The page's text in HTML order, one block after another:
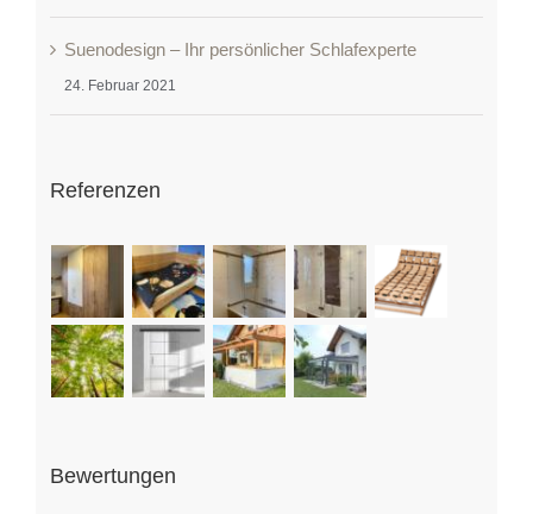
Suenodesign – Ihr persönlicher Schlafexperte
24. Februar 2021
Referenzen
Bewertungen